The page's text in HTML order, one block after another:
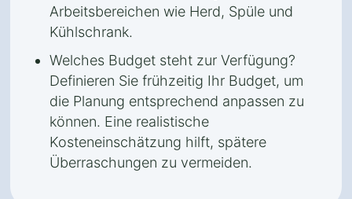
Arbeitsbereichen wie Herd, Spüle und
Kühlschrank.
Welches Budget steht zur Verfügung?
Definieren Sie frühzeitig Ihr Budget, um
die Planung entsprechend anpassen zu
können. Eine realistische
Kosteneinschätzung hilft, spätere
Überraschungen zu vermeiden.